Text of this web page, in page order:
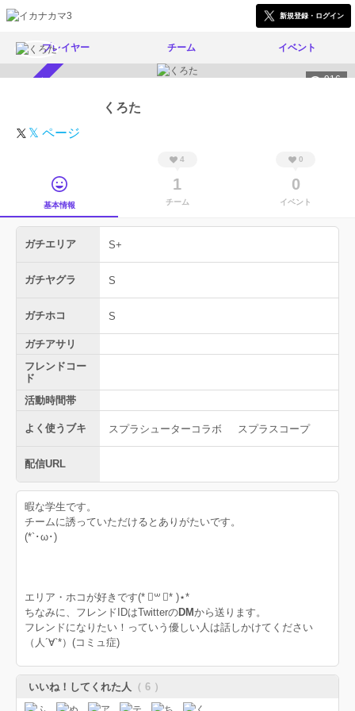
新規登録・ログイン
プレイヤー チーム イベント
916
くろた
𝕏 ページ
基本情報
4
1
チーム
0
0
イベント
ガチエリア S+
ガチヤグラ S
ガチホコ S
ガチアサリ
フレンドコー
ド
活動時間帯
よく使うブキ スプラシューターコラボ スプラスコープ
配信URL
暇な学生です。
チームに誘っていただけるとありがたいです。
(*`･ω･)ゞ
エリア・ホコが好きです(* ॑꒳ ॑* )⋆*
ちなみに、フレンドIDはTwitterのDMから送ります。
フレンドになりたい！っていう優しい人は話しかけてください
（人´∀`*）(コミュ症)
いいね！してくれた人 （ 6 ）